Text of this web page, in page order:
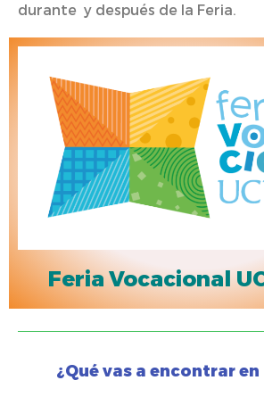
durante y después de la Feria.
Feria Vocacional
¿Qué vas a encontrar en